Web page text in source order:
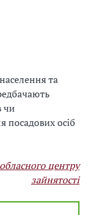
та
чи
посадових осіб
центру
зайнятості